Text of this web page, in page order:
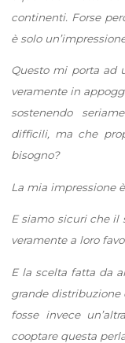
continenti. Forse
è solo
Questo mi porta ad
veramente in
sostenendo
difficili, ma che
bisogno?
La mia impressione
E siamo sicuri che il
veramente a loro
E la scelta fatta da
grande distribuzione
fosse invece
cooptare questa